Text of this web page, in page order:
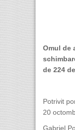
Omul de
de 224
Potrivit
20
Gabriel